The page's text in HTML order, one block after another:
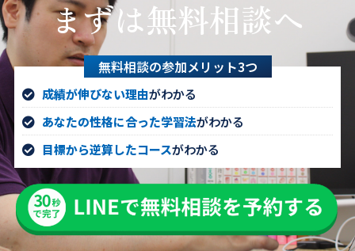
まずは無料相談へ
無料相談の参加メリット3つ
成績が伸びない理由がわかる
あなたの性格に合った学習法がわかる
目標から逆算したコースがわかる